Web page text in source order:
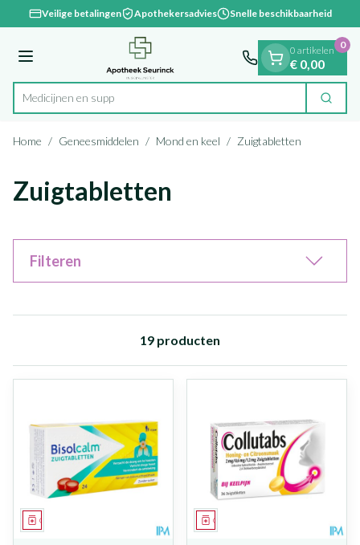
Ga naar de inhoud
1 van 1Veilige betalingen Apothekersadvies Snelle beschikbaarheid
Menu
Product, merk, categorie...
Me Zoek
0 artikelen
€ 0,00
0
Home / Geneesmiddelen / Mond en keel / Zuigtabletten
Zuigtabletten
Filteren
19 producten
Geneesmiddel Geneesmiddel